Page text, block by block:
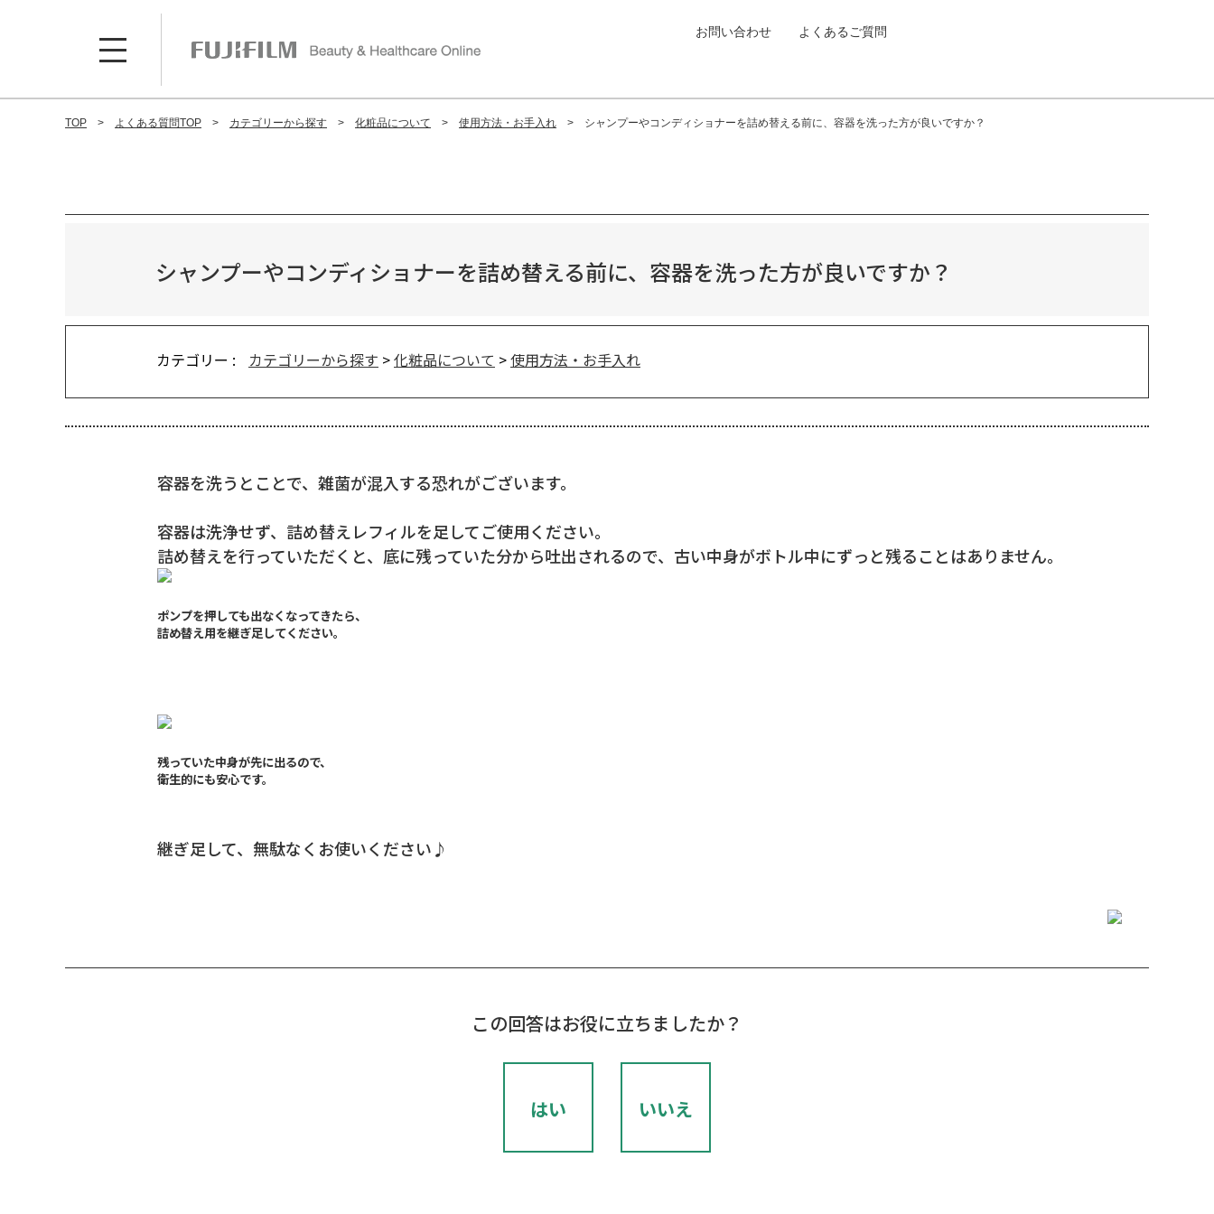
お問い合わせ よくあるご質問
TOP よくある質問TOP カテゴリーから探す 化粧品について 使用方法・お手入れ シャンプーやコンディショナーを詰め替える前に、容器を洗った方が良いですか？
シャンプーやコンディショナーを詰め替える前に、容器を洗った方が良いですか？
カテゴリー : カテゴリーから探す >化粧品について >使用方法・お手入れ
容器を洗うとことで、雑菌が混入する恐れがございます。
容器は洗浄せず、詰め替えレフィルを足してご使用ください。
詰め替えを行っていただくと、底に残っていた分から吐出されるので、古い中身がボトル中にずっと残ることはありません。
ポンプを押しても出なくなってきたら、
詰め替え用を継ぎ足してください。
残っていた中身が先に出るので、
衛生的にも安心です。
継ぎ足して、無駄なくお使いください♪
この回答はお役に立ちましたか？
はい いいえ